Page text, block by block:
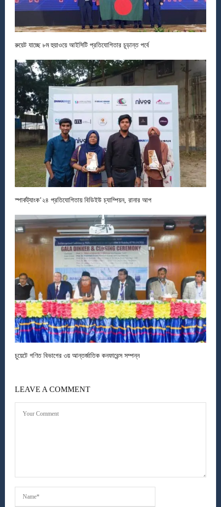
রুয়েট যাচ্ছে ৮ম হুয়াওয়ে আইসিটি প্রতিযোগিতার চূড়ান্ত পর্বে
স্পার্কট্যাংক’২৪ প্রতিযোগিতায় বিডিইউ চ্যাম্পিয়ন, রানার আপ
চুয়েটে গণিত বিভাগের ৩য় আন্তর্জাতিক কনফারেন্স সম্পন্ন
LEAVE A COMMENT